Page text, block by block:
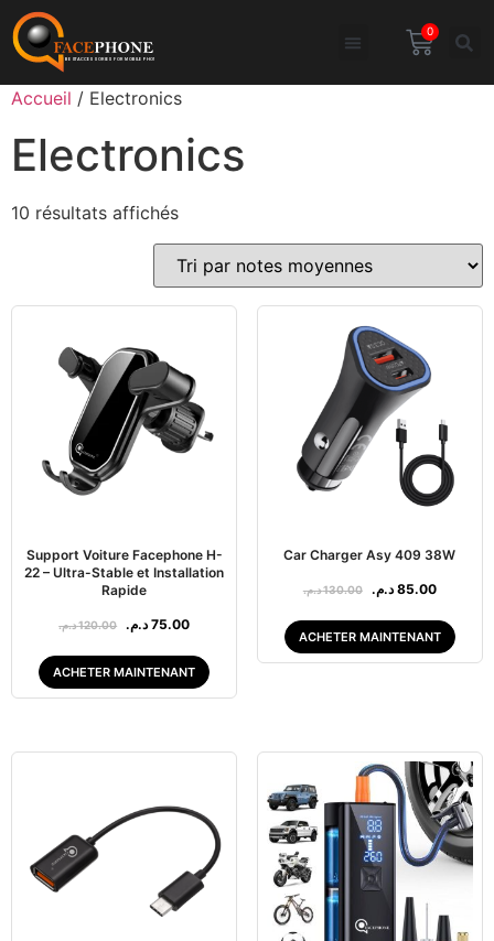
0
Accueil / Electronics
Electronics
10 résultats affichés
Support Voiture Facephone H-
22 – Ultra-Stable et Installation
Rapide
120.00د.م. 75.00 د.م.
ACHETER MAINTENANT
Car Charger Asy 409 38W
130.00د.م. 85.00 د.م.
ACHETER MAINTENANT